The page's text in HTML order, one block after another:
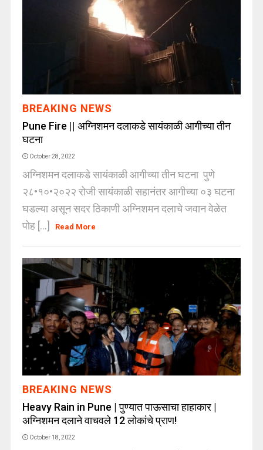
BREAKING NEWS
Pune Fire || अग्निशमन दलाकडे सायंकाळी आगीच्या तीन
घटना
October 28, 2022
अग्निशमन दलाकडे सायंकाळी आगीच्या तीन घटना पुणे
२८•१०•२०२२ रोजी सायंकाळी सहानंतर आगीच्या ०३ घटना
घडल्या असून सदर ठिकाणी अग्निशमन दलाचे जवान वेळेत
पोह [...]
Read More
BREAKING NEWS
Heavy Rain in Pune | पुण्यात पाऊसाचा हाहाकार |
अग्निशमन दलाने वाचवले 12 लोकांचे प्राण!
October 18, 2022